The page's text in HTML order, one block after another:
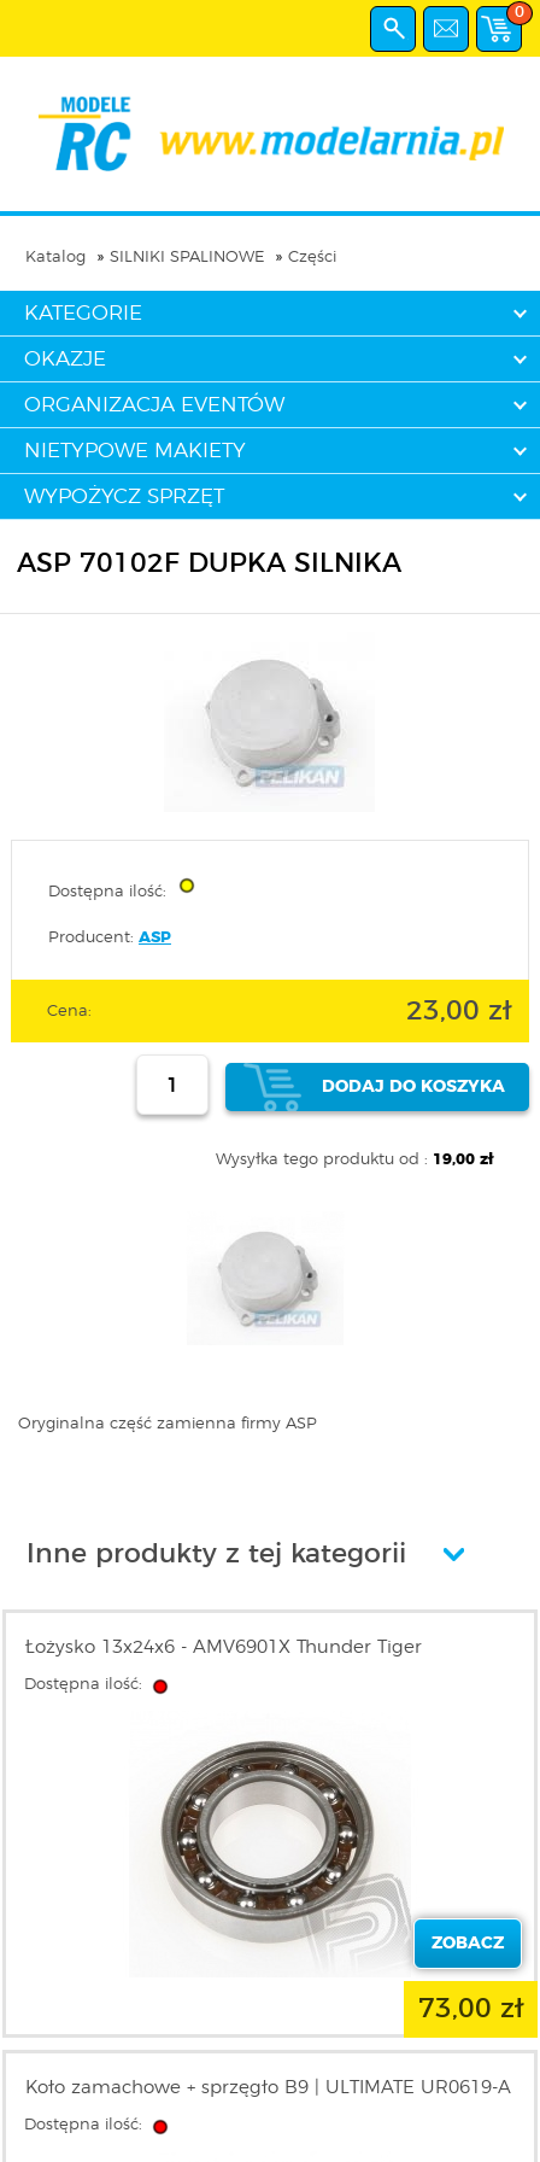
0
Katalog SILNIKI SPALINOWE Części
KATEGORIE
OKAZJE
ORGANIZACJA EVENTÓW
NIETYPOWE MAKIETY
WYPOŻYCZ SPRZĘT
ASP 70102F DUPKA SILNIKA
Dostępna ilość:
Producent: ASP
Cena: 23,00 zł
DODAJ DO KOSZYKA
Wysyłka tego produktu od : 19,00 zł
Oryginalna część zamienna firmy ASP
Inne produkty z tej kategorii
Łożysko 13x24x6 - AMV6901X Thunder Tiger
Dostępna ilość:
ZOBACZ
73,00 zł
Koło zamachowe + sprzęgło B9 | ULTIMATE UR0619-A
Dostępna ilość: